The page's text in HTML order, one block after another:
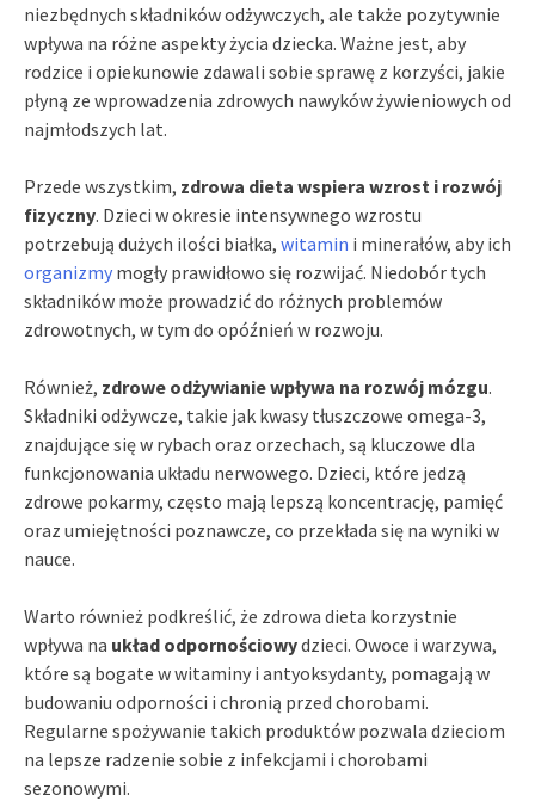
niezbędnych składników odżywczych, ale także pozytywnie
wpływa na różne aspekty życia dziecka. Ważne jest, aby
rodzice i opiekunowie zdawali sobie sprawę z korzyści, jakie
płyną ze wprowadzenia zdrowych nawyków żywieniowych od
najmłodszych lat.
Przede wszystkim, zdrowa dieta wspiera wzrost i rozwój
fizyczny. Dzieci w okresie intensywnego wzrostu
potrzebują dużych ilości białka, witamin i minerałów, aby ich
organizmy mogły prawidłowo się rozwijać. Niedobór tych
składników może prowadzić do różnych problemów
zdrowotnych, w tym do opóźnień w rozwoju.
Również, zdrowe odżywianie wpływa na rozwój mózgu.
Składniki odżywcze, takie jak kwasy tłuszczowe omega-3,
znajdujące się w rybach oraz orzechach, są kluczowe dla
funkcjonowania układu nerwowego. Dzieci, które jedzą
zdrowe pokarmy, często mają lepszą koncentrację, pamięć
oraz umiejętności poznawcze, co przekłada się na wyniki w
nauce.
Warto również podkreślić, że zdrowa dieta korzystnie
wpływa na układ odpornościowydzieci. Owoce i warzywa,
które są bogate w witaminy i antyoksydanty, pomagają w
budowaniu odporności i chronią przed chorobami.
Regularne spożywanie takich produktów pozwala dzieciom
na lepsze radzenie sobie z infekcjami i chorobami
sezonowymi.